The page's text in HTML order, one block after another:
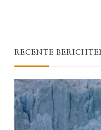
RECENTE